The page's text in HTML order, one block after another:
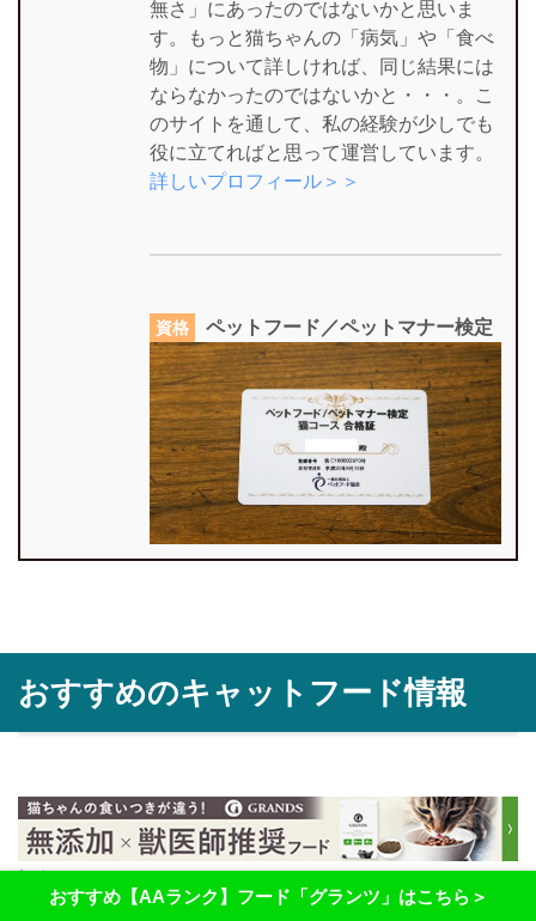
無さ」にあったのではないかと思いま
す。もっと猫ちゃんの「病気」や「食べ
物」について詳しければ、同じ結果には
ならなかったのではないかと・・・。こ
のサイトを通して、私の経験が少しでも
役に立てればと思って運営しています。
詳しいプロフィール＞＞
資格 ペットフード／ペットマナー検定
おすすめのキャットフード情報
おすすめ【AAランク】フード「グランツ」はこちら＞